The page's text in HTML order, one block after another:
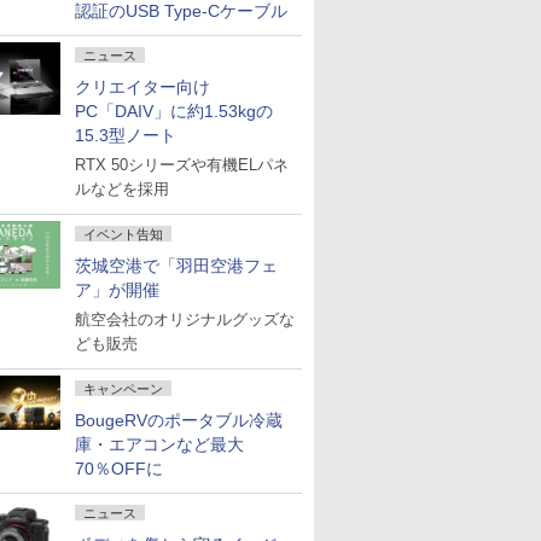
認証のUSB Type-Cケーブル
ニュース
クリエイター向け
PC「DAIV」に約1.53kgの
15.3型ノート
RTX 50シリーズや有機ELパネ
ルなどを採用
イベント告知
茨城空港で「羽田空港フェ
ア」が開催
航空会社のオリジナルグッズな
ども販売
キャンペーン
BougeRVのポータブル冷蔵
庫・エアコンなど最大
70％OFFに
ニュース